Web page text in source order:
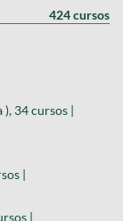
424 cursos
34 cursos |
|
|